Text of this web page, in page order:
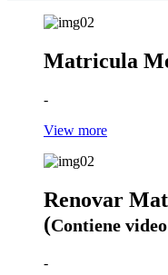
Matricula
-
View more
Renovar
(Contiene
-